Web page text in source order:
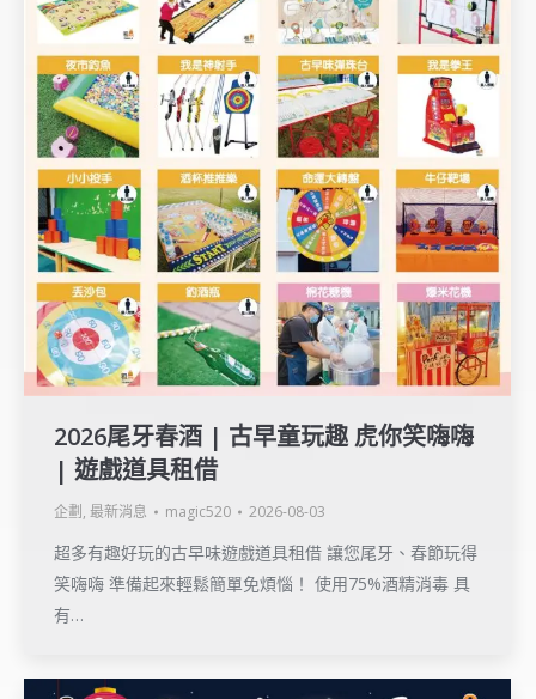
2026尾牙春酒 | 古早童玩趣 虎你笑嗨嗨
| 遊戲道具租借
企劃 , 最新消息 magic520 2026-08-03
超多有趣好玩的古早味遊戲道具租借 讓您尾牙、春節玩得
笑嗨嗨 準備起來輕鬆簡單免煩惱！ 使用75%酒精消毒 具
有…